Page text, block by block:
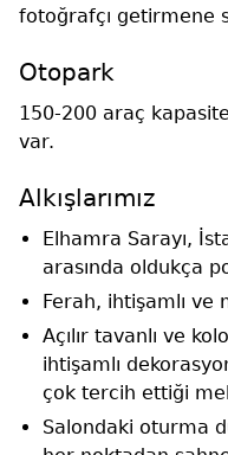
fotoğrafçı getirmene
Otopark
150-200 araç
var.
Alkışlarımız
Elhamra Sarayı,
arasında oldukça
Ferah, ihtişamlı ve
Açılır tavanlı ve
ihtişamlı
çok tercih ettiği
Salondaki oturma